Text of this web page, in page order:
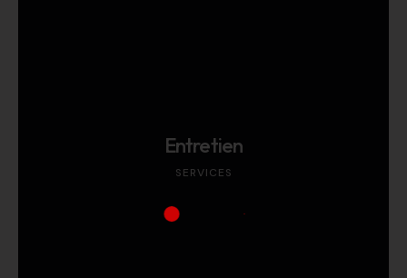
Entretien
SERVICES